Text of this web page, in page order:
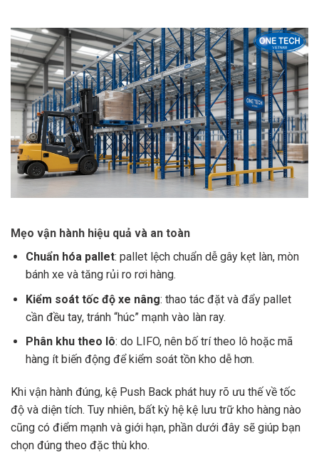
Mẹo vận hành hiệu quả và an toàn
Chuẩn hóa pallet: pallet lệch chuẩn dễ gây kẹt làn, mòn
bánh xe và tăng rủi ro rơi hàng.
Kiểm soát tốc độ xe nâng: thao tác đặt và đẩy pallet
cần đều tay, tránh “húc” mạnh vào làn ray.
Phân khu theo lô: do LIFO, nên bố trí theo lô hoặc mã
hàng ít biến động để kiểm soát tồn kho dễ hơn.
Khi vận hành đúng, kệ Push Back phát huy rõ ưu thế về tốc
độ và diện tích. Tuy nhiên, bất kỳ hệ kệ lưu trữ kho hàng nào
cũng có điểm mạnh và giới hạn, phần dưới đây sẽ giúp bạn
chọn đúng theo đặc thù kho.